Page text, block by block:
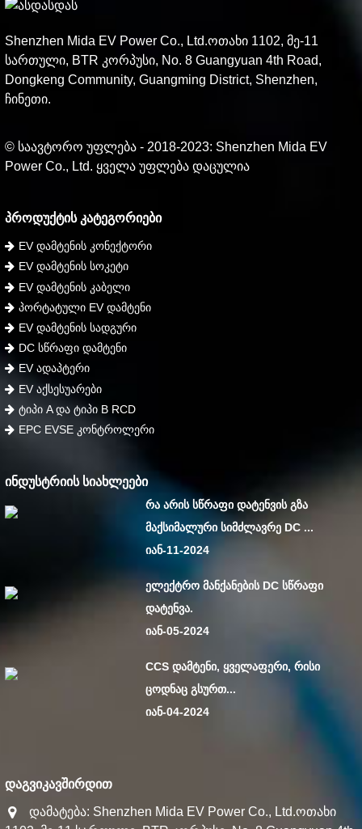
Shenzhen Mida EV Power Co., Ltd.ოთახი 1102, მე-11
სართული, BTR კორპუსი, No. 8 Guangyuan 4th Road,
Dongkeng Community, Guangming District, Shenzhen,
ჩინეთი.
© საავტორო უფლება - 2018-2023: Shenzhen Mida EV
Power Co., Ltd. ყველა უფლება დაცულია
ᲞᲠᲝᲓᲣᲥᲢᲘᲡ ᲙᲐᲢᲔᲒᲝᲠᲘᲔᲑᲘ
EV დამტენის კონექტორი
EV დამტენის სოკეტი
EV დამტენის კაბელი
პორტატული EV დამტენი
EV დამტენის სადგური
DC სწრაფი დამტენი
EV ადაპტერი
EV აქსესუარები
ტიპი A და ტიპი B RCD
EPC EVSE კონტროლერი
ᲘᲜᲓᲣᲡᲢᲠᲘᲘᲡ ᲡᲘᲐᲮᲚᲔᲔᲑᲘ
რა არის სწრაფი დატენვის გზა
მაქსიმალური სიმძლავრე DC ...
იან-11-2024
ელექტრო მანქანების DC სწრაფი
დატენვა.
იან-05-2024
CCS დამტენი, ყველაფერი, რისი
ცოდნაც გსურთ...
იან-04-2024
ᲓᲐᲒᲕᲘᲙᲐᲕᲨᲘᲠᲓᲘᲗ
დამატება: Shenzhen Mida EV Power Co., Ltd.ოთახი